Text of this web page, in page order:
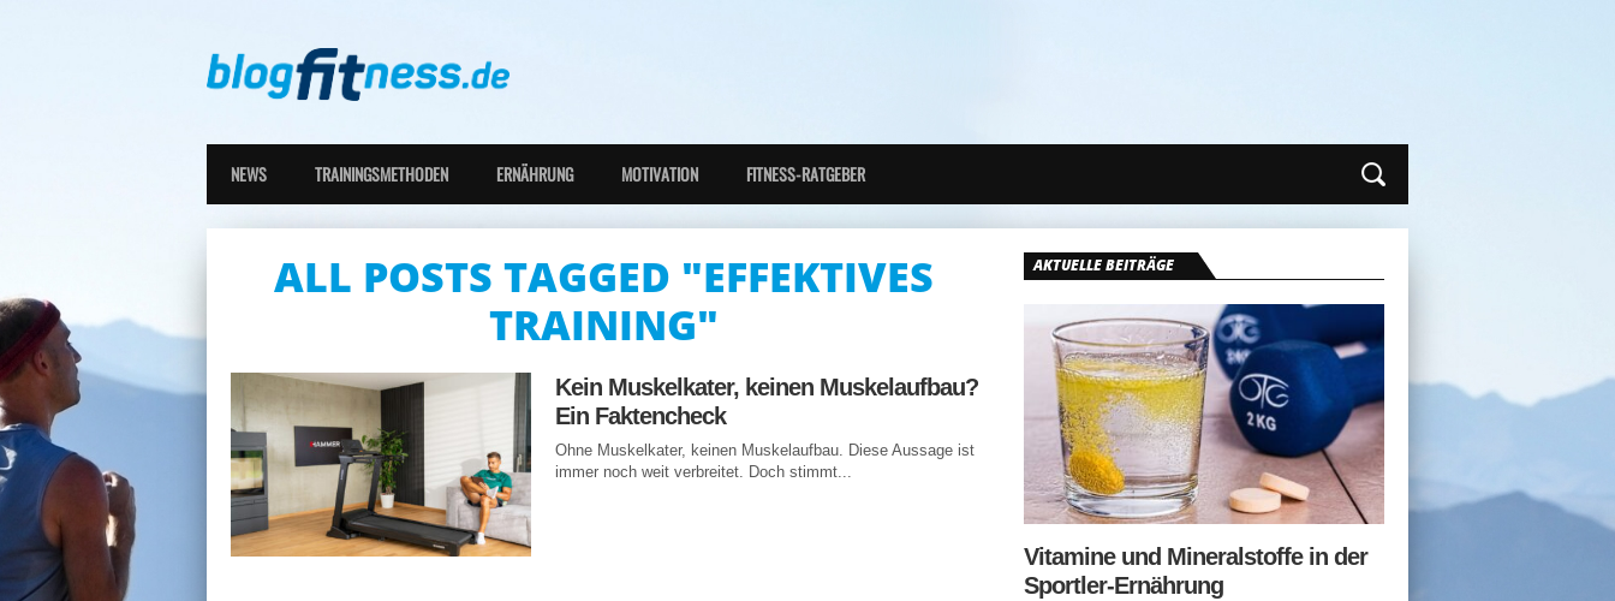
NEWS TRAININGSMETHODEN ERNÄHRUNG MOTIVATION FITNESS-RATGEBER
ALL POSTS TAGGED "EFFEKTIVES
TRAINING"
Kein Muskelkater, keinen Muskelaufbau?
Ein Faktencheck
Ohne Muskelkater, keinen Muskelaufbau. Diese Aussage ist
immer noch weit verbreitet. Doch stimmt...
AKTUELLE BEITRÄGE
Vitamine und Mineralstoffe in der
Sportler-Ernährung